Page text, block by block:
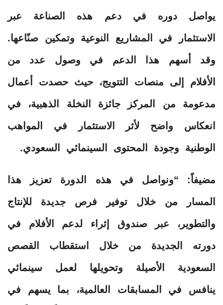
يواصل دوره في دعم هذه الصناعة عبر
الاستثمار في المشاريع النوعية وتمكين صنّاعها.
وقد أسهم هذا الدعم في وصول عدد من
الأفلام إلى منصات التتويج، حيث حصدت أعمال
مدعومة من المركز جائزة النخلة الذهبية، في
انعكاس واضح لأثر الاستثمار في المواهب
الوطنية وجودة المحتوى السينمائي السعودي.
مضيفاً: “ونواصل في هذه الدورة تعزيز هذا
المسار من خلال توفير فرص جديدة للإنتاج
والتطوير، عبر صندوق إثراء لدعم الأفلام في
دورته الجديدة من خلال استقطاب القصص
السعودية الأصيلة وتحويلها لعمل سينمائي
ينافس في المسابقات العالمية، بما يسهم في